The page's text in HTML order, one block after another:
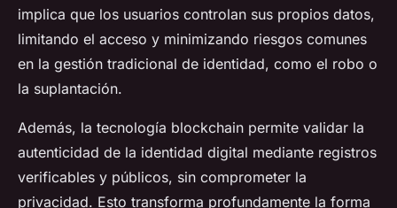
implica que los usuarios controlan sus propios datos,
limitando el acceso y minimizando riesgos comunes
en la gestión tradicional de identidad, como el robo o
la suplantación.
Además, la tecnología blockchain permite validar la
autenticidad de la identidad digital mediante registros
verificables y públicos, sin comprometer la
privacidad. Esto transforma profundamente la forma